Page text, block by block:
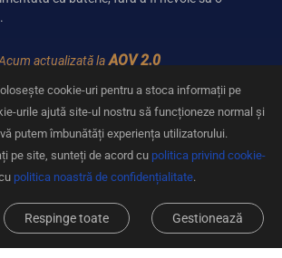
actualizată laAOV 2.0
bateriei pentru înregistrări pe parcursul întregii zile
de timp ultra-scurt de 1 secundă
cookie-uri pentru a stoca informații pe
urile ajută site-ul nostru să funcționeze normal și
putem îmbunătăți experiența utilizatorului.
pe site, sunteți de acord cu politica privind cookie-
politica noastră de confidențialitate.
Gestionează
Respinge toate